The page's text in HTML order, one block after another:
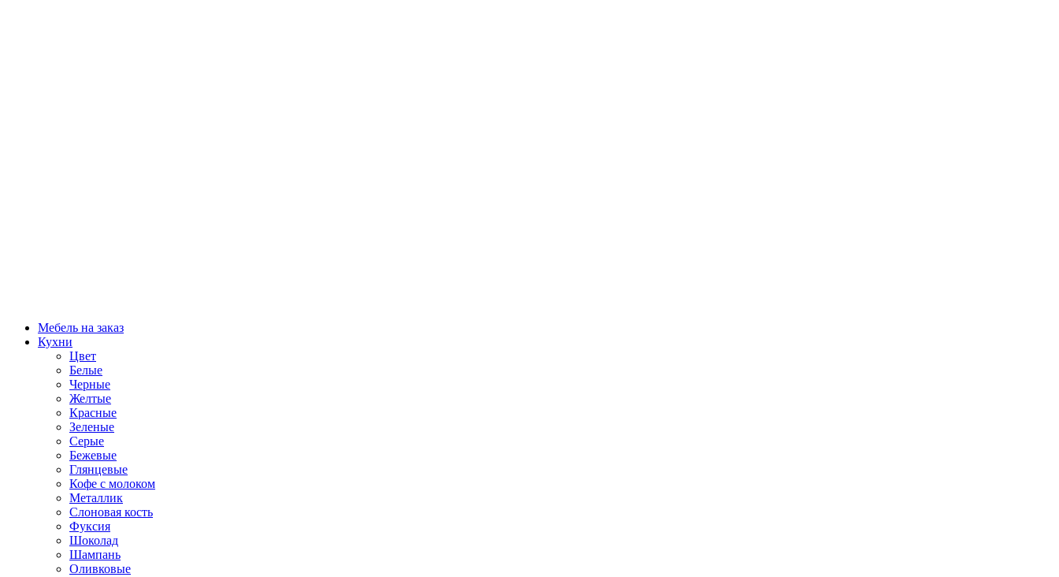
Мебель на заказ
Кухни
Цвет
Белые
Черные
Желтые
Красные
Зеленые
Серые
Бежевые
Глянцевые
Кофе с молоком
Металлик
Слоновая кость
Фуксия
Шоколад
Шампань
Оливковые